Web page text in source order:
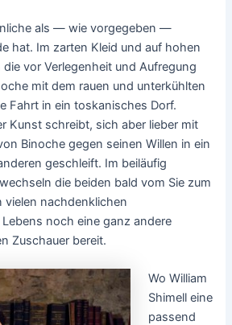
als — wie vorgegeben —
hat. Im zarten Kleid und auf hohen
vor Verlegenheit und Aufregung
mit dem rauen und unterkühlten
Fahrt in ein toskanisches Dorf.
Kunst schreibt, sich aber lieber mit
Binoche gegen seinen Willen in ein
geschleift. Im beiläufig
die beiden bald vom Sie zum
vielen nachdenklichen
noch eine ganz andere
Zuschauer bereit.
Wo William
Shimell eine
passend